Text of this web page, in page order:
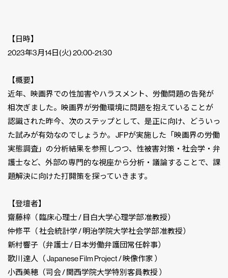
【日時】
2023年3月14日(火) 20:00-21:30
【概要】
近年、映画界での性加害やハラスメント、労働問題の告発が
相次ぎました。映画界が労働環境に問題を抱えていることが
認識された昨今、次のステップとして、是正に向け、どういっ
た試みが有効なのでしょうか。 JFPが実施した「映画界の労働
実態調査」の分析結果を参照しつつ、性被害対策・社会学・弁
護士など、外部の専門的な視座から分析・議論することで、課
題解決に向けた打開策を探っていきます。
【登壇者】
齋藤梓（ 臨床心理士 / 目白大学心理学部 准教授）
仲修平（ 社会統計学 / 明治学院大学社会学部 准教授）
新村響子（弁護士 / 日本労働弁護団常任幹事）
歌川達人（ Japanese Film Project / 映像作家 ）
小西美穂（司会 / 関西学院大学特別客員教授 ）